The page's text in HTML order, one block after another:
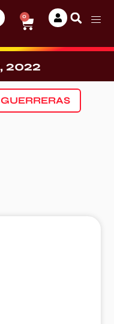
0
2022
GUERRERAS